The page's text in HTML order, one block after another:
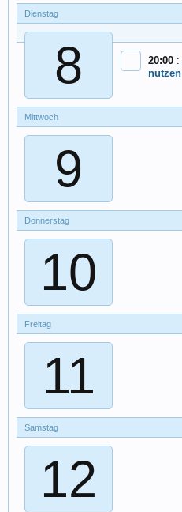
Dienstag
8 20:00 :
nutzen
Mittwoch
9
Donnerstag
10
Freitag
11
Samstag
12